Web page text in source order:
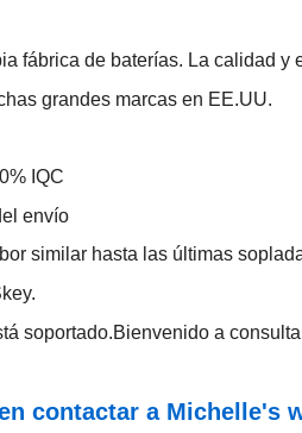
fábrica de baterías. La calidad
grandes marcas en EE.UU.
IQC
envío
similar hasta las últimas
soportado.Bienvenido a
contactara Michelle's